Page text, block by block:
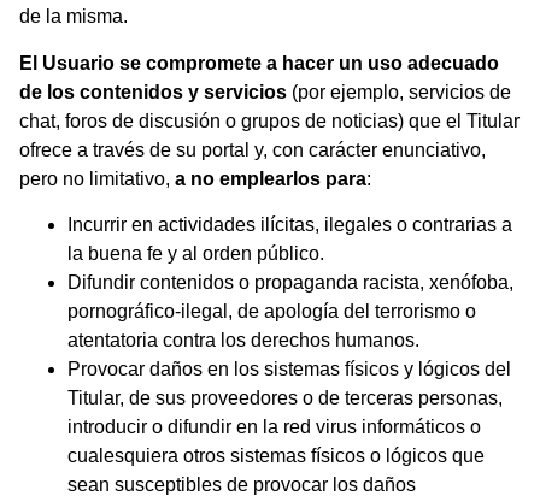
de la misma.
El Usuario se compromete a hacer un uso adecuado
de los contenidos y servicios (por ejemplo, servicios de
chat, foros de discusión o grupos de noticias) que el Titular
ofrece a través de su portal y, con carácter enunciativo,
pero no limitativo, a no emplearlos para:
Incurrir en actividades ilícitas, ilegales o contrarias a
la buena fe y al orden público.
Difundir contenidos o propaganda racista, xenófoba,
pornográfico-ilegal, de apología del terrorismo o
atentatoria contra los derechos humanos.
Provocar daños en los sistemas físicos y lógicos del
Titular, de sus proveedores o de terceras personas,
introducir o difundir en la red virus informáticos o
cualesquiera otros sistemas físicos o lógicos que
sean susceptibles de provocar los daños